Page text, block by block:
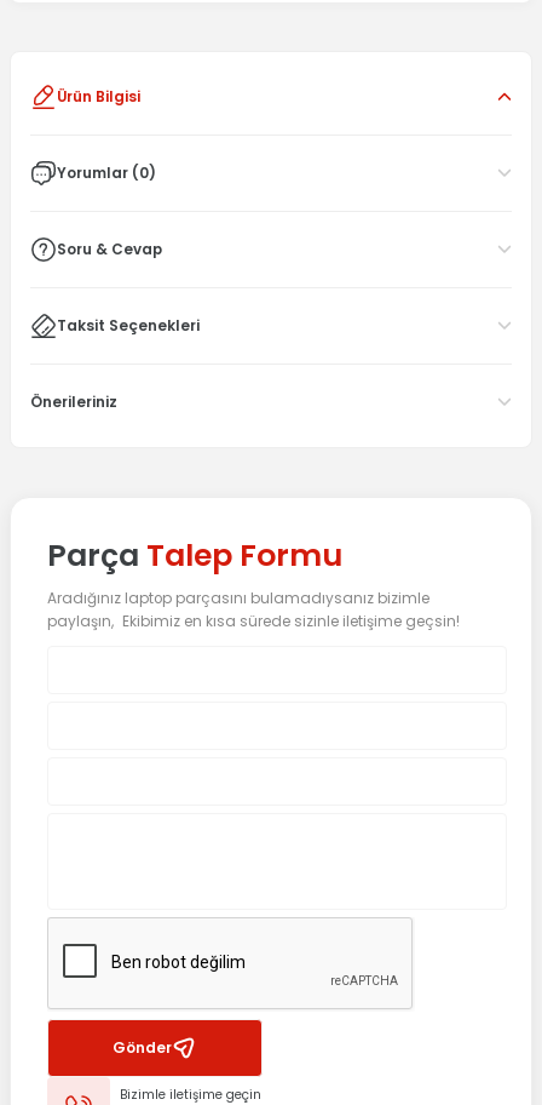
Ürün Bilgisi
Yorumlar (0)
Soru & Cevap
Taksit Seçenekleri
Önerileriniz
Parça Talep Formu
Aradığınız laptop parçasını bulamadıysanız bizimle
paylaşın, Ekibimiz en kısa sürede sizinle iletişime geçsin!
Gönder
Bizimle iletişime geçin